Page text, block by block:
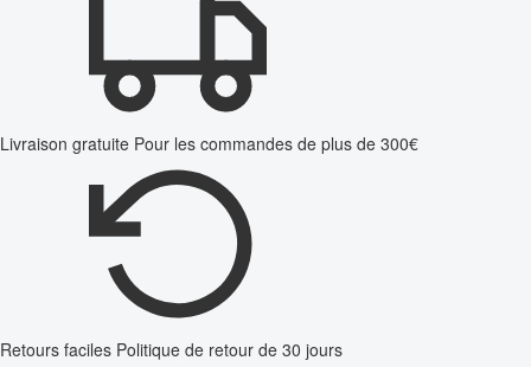
Livraison gratuite Pour les commandes de plus de 300€
Retours faciles Politique de retour de 30 jours